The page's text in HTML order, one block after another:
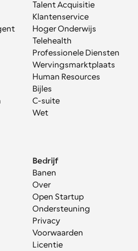
Talent Acquisitie
Klantenservice
Hoger Onderwijs
Telehealth
Professionele Diensten
Wervingsmarktplaats
Human Resources
Bijles
C-suite
Wet
Bedrijf
Banen
Over
Open Startup
Ondersteuning
Privacy
Voorwaarden
Licentie